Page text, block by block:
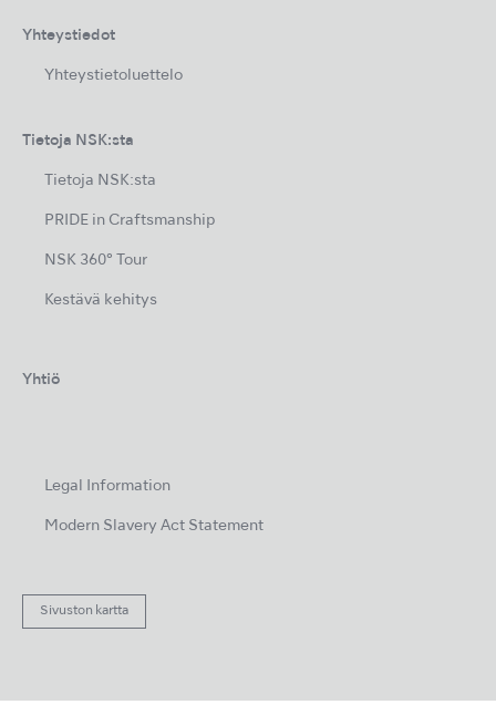
Yhteystiedot
Yhteystietoluettelo
Tietoja NSK:sta
Tietoja NSK:sta
PRIDE in Craftsmanship
NSK 360° Tour
Kestävä kehitys
Yhtiö
Legal Information
Modern Slavery Act Statement
Sivuston kartta